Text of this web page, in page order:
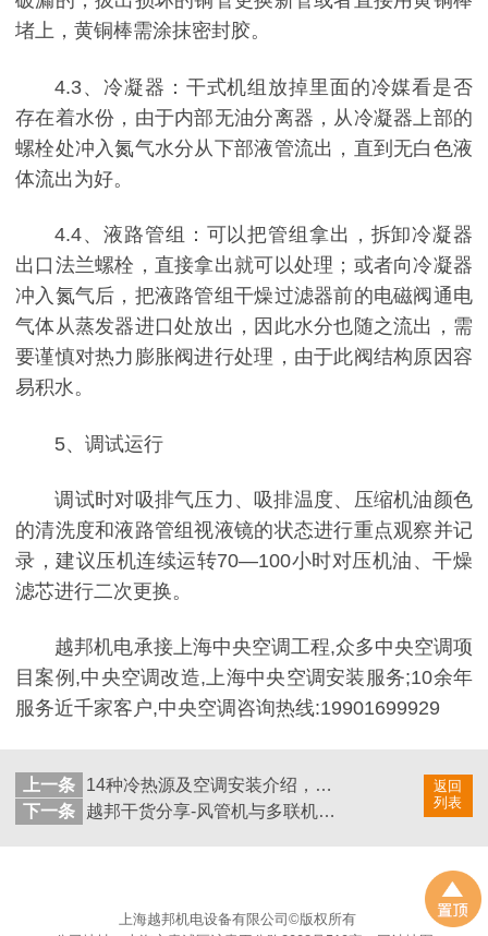
堵上，黄铜棒需涂抹密封胶。
4.3、冷凝器：干式机组放掉里面的冷媒看是否
存在着水份，由于内部无油分离器，从冷凝器上部的
螺栓处冲入氮气水分从下部液管流出，直到无白色液
体流出为好。
4.4、液路管组：可以把管组拿出，拆卸冷凝器
出口法兰螺栓，直接拿出就可以处理；或者向冷凝器
冲入氮气后，把液路管组干燥过滤器前的电磁阀通电
气体从蒸发器进口处放出，因此水分也随之流出，需
要谨慎对热力膨胀阀进行处理，由于此阀结构原因容
易积水。
5、调试运行
调试时对吸排气压力、吸排温度、压缩机油颜色
的清洗度和液路管组视液镜的状态进行重点观察并记
录，建议压机连续运转70—100小时对压机油、干燥
滤芯进行二次更换。
越邦机电承接上海中央空调工程,众多中央空调项
目案例,中央空调改造,上海中央空调安装服务;10余年
服务近千家客户,中央空调咨询热线:19901699929
返回
列表
上一条
14种冷热源及空调安装介绍，赶紧收藏！
下一条
越邦干货分享-风管机与多联机怎么选择呢？
上海越邦机电设备有限公司©版权所有